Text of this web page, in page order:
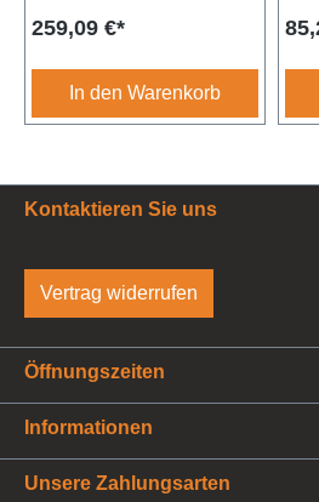
Artikel muss bei UNIVOIT
werden.
Regulärer Preis:
259,09 €*
In den Warenkorb
Kontaktieren Sie uns
Vertrag widerrufen
Öffnungszeiten
Informationen
Unsere Zahlungsarten